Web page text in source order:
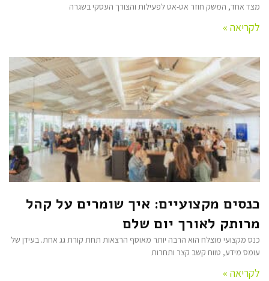
מצד אחד, המשק חוזר אט-אט לפעילות והצורך העסקי בשגרה
לקריאה »
כנסים מקצועיים: איך שומרים על קהל
מרותק לאורך יום שלם
כנס מקצועי מוצלח הוא הרבה יותר מאוסף הרצאות תחת קורת גג אחת. בעידן של
עומס מידע, טווח קשב קצר ותחרות
לקריאה »